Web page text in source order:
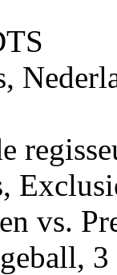
vs.